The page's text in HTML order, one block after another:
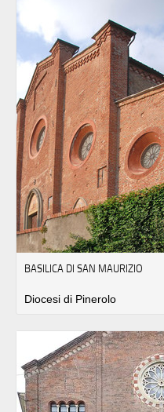
BASILICA DI SAN MAURIZIO
Diocesi di Pinerolo